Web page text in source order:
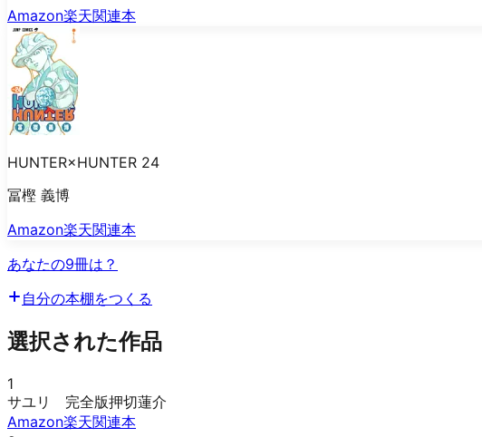
Amazon楽天関連本
HUNTER×HUNTER 24
冨樫 義博
Amazon楽天関連本
あなたの9冊は？
自分の本棚をつくる
選択された作品
1
サユリ 完全版押切蓮介
Amazon楽天関連本